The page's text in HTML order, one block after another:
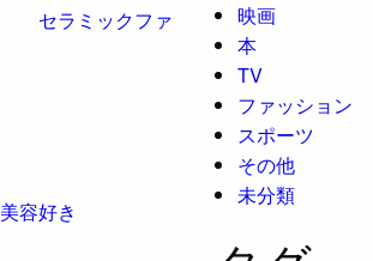
セラミックファ
美容好き
映画
本
TV
ファッション
スポーツ
その他
未分類